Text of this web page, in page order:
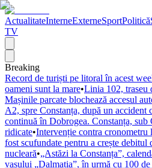
ActualitateInterneExterneSportPolitică
TV
Breaking
Record de turiști pe litoral în acest
oameni sunt la mare•Linia 102, traseu
Mașinile parcate blochează accesul
A2, spre Constanța, după un accident
continuă în Dobrogea. Constanța, sub
ridicate•Intervenție contra cronometru
fost scufundate pentru a crește debitul
nucleară•„Astăzi la Constanța”,
vasului „Dalmația”, în urmă cu 100 de